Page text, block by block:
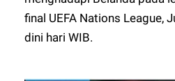
final UEFA Nations League,
dini hari WIB.